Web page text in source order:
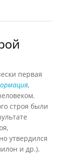
первая
,
строя были
утвердился
и др.).